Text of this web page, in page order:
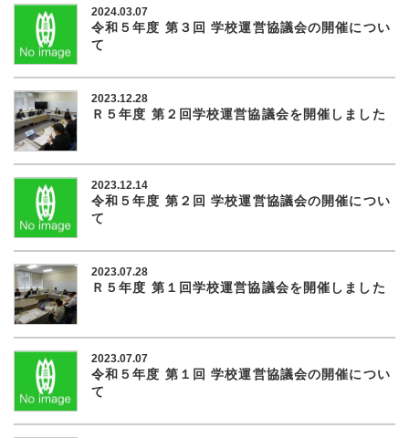
2024.03.07
令和５年度 第３回 学校運営協議会の開催につい
て
2023.12.28
Ｒ５年度 第２回学校運営協議会を開催しました
2023.12.14
令和５年度 第２回 学校運営協議会の開催につい
て
2023.07.28
Ｒ５年度 第１回学校運営協議会を開催しました
2023.07.07
令和５年度 第１回 学校運営協議会の開催につい
て